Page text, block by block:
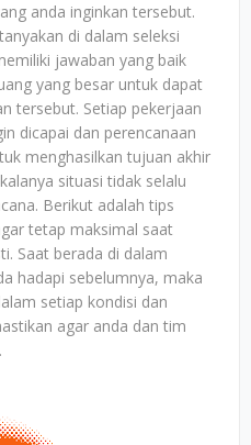
anda inginkan tersebut.
di dalam seleksi
jawaban yang baik
yang besar untuk dapat
tersebut. Setiap pekerjaan
dicapai dan perencanaan
menghasilkan tujuan akhir
situasi tidak selalu
Berikut adalah tips
tetap maksimal saat
Saat berada di dalam
hadapi sebelumnya, maka
setiap kondisi dan
agar anda dan tim